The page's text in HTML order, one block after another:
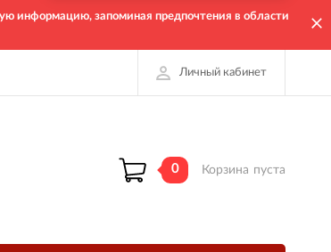
информацию, запоминая предпочтения в области
Личный кабинет
0 Корзина пуста